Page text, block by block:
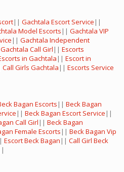
|| Gachtala Escort Service ||
Model Escorts || Gachtala VIP
|| Gachtala Independent
Gachtala Call Girl || Escorts
in Gachtala || Escort in
Call Girls Gachtala || Escorts Service
Bagan Escorts || Beck Bagan
|| Beck Bagan Escort Service ||
Call Girl || Beck Bagan
Female Escorts || Beck Bagan Vip
Escort Beck Bagan || Call Girl Beck